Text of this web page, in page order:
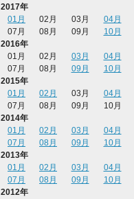
2017年
01月
02月 03月 04月
07月
08月 09月 10月
2016年
01月
02月 03月 04月
07月
08月 09月 10月
2015年
01月
02月 03月 04月
07月
08月 09月 10月
2014年
01月
02月 03月 04月
07月
08月 09月 10月
2013年
01月
02月 03月 04月
07月
08月 09月 10月
2012年